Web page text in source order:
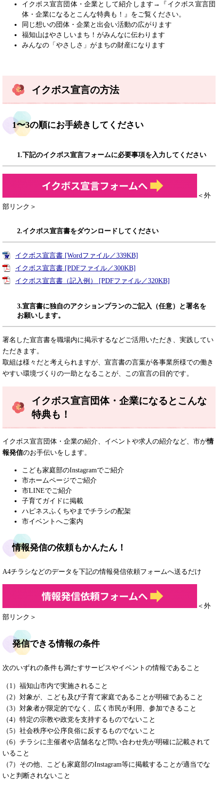
イクボス宣言団体・企業として紹介します→『イクボス宣言団
体・企業になるとこんな特典も！』をご覧ください。
同じ想いの団体・企業と出会い活動の広がります
福知山はやさしいまち！がみんなに伝わります
みんなの「やさしさ」がまちの財産になります
イクボス宣言の方法
1〜3の順にお手続きしてください
1.下記のイクボス宣言フォームに必要事項を入力してください
＜外
部リンク＞
2.イクボス宣言書をダウンロードしてください
イクボス宣言書 [Wordファイル／339KB]
イクボス宣言書 [PDFファイル／300KB]
イクボス宣言書（記入例） [PDFファイル／320KB]
3.宣言書に独自のアクションプランのご記入（任意）と署名を
お願いします。
署名した宣言書を職場内に掲示するなどご活用いただき、実践してい
ただきます。
取組は様々だと考えられますが、宣言書の言葉が各事業所様での働き
やすい環境づくりの一助となることが、この宣言の目的です。
イクボス宣言団体・企業になるとこんな
特典も！
イクボス宣言団体・企業の紹介、イベントや求人の紹介など、市が情
報発信のお手伝いをします。
こども家庭部のInstagramでご紹介
市ホームページでご紹介
市LINEでご紹介
子育てガイドに掲載
ハピネスふくちやまでチラシの配架
市イベントへご案内
情報発信の依頼もかんたん！
A4チラシなどのデータを下記の情報発信依頼フォームへ送るだけ
＜外
部リンク＞
発信できる情報の条件
次のいずれの条件も満たすサービスやイベントの情報であること
（1）福知山市内で実施されること
（2）対象が、こども及び子育て家庭であることが明確であること
（3）対象者が限定的でなく、広く市民が利用、参加できること
（4）特定の宗教や政党を支持するものでないこと
（5）社会秩序や公序良俗に反するものでないこと
（6）チラシに主催者や店舗名など問い合わせ先が明確に記載されて
いること
（7）その他、こども家庭部のInstagram等に掲載することが適当でな
いと判断されないこと